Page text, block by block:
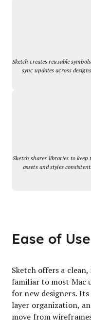
Sketch creates reusable
sync updates across
Sketch shares libraries to keep
assets and styles consistent.
Ease of Use
Sketch offers a
familiar to most Mac
for new designers.
layer organization,
move from